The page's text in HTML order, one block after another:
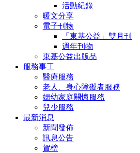
活動紀錄
暖文分享
電子刊物
「東基公益」雙月刊
週年刊物
東基公益出版品
服務事工
醫療服務
老人、身心障礙者服務
婦幼家庭關懷服務
兒少服務
最新消息
新聞發佈
訊息公告
賀榜